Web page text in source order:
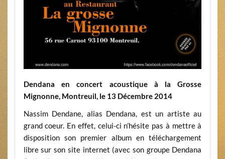
Dendana en concert acoustique à la Grosse
Mignonne, Montreuil, le 13 Décembre 2014
Nassim Dendane, alias Dendana, est un artiste au
grand coeur. En effet, celui-ci n’hésite pas à mettre à
disposition son premier album en téléchargement
libre sur son site internet (avec son groupe Dendana